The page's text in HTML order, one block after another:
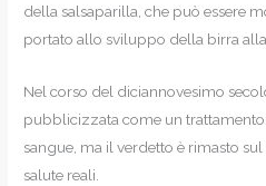
della salsaparilla, che può essere
portato allo sviluppo della birra
Nel corso del diciannovesimo
pubblicizzata come un
sangue, ma il verdetto è rimasto
salute reali.